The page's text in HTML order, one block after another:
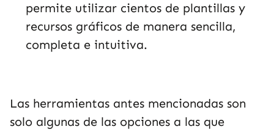
permite utilizar cientos de plantillas y
recursos gráficos de manera sencilla,
completa e intuitiva.
Las herramientas antes mencionadas son
solo algunas de las opciones a las que